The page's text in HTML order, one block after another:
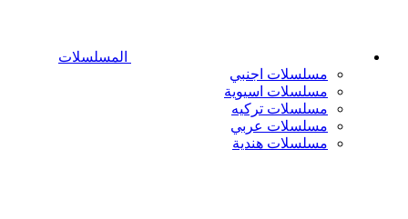
المسلسلات
مسلسلات اجنبي
مسلسلات اسيوية
مسلسلات تركيه
مسلسلات عربي
مسلسلات هندية